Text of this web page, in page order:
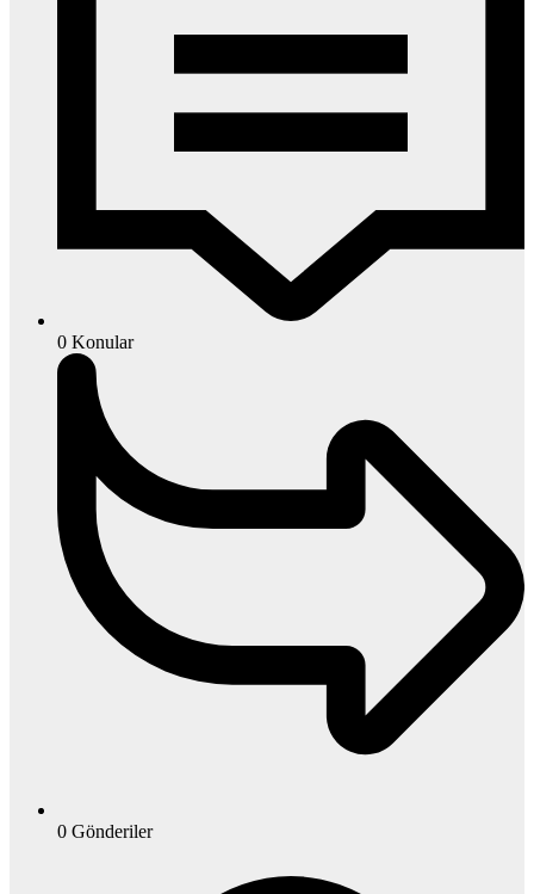
0 Konular
0 Gönderiler